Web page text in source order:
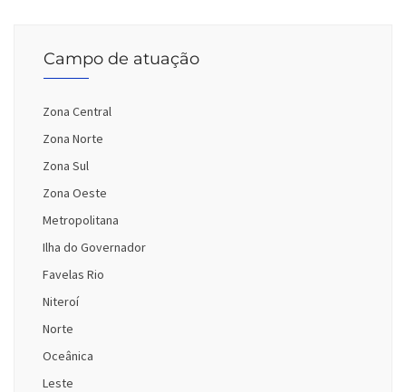
Campo de atuação
Zona Central
Zona Norte
Zona Sul
Zona Oeste
Metropolitana
Ilha do Governador
Favelas Rio
Niteroí
Norte
Oceânica
Leste